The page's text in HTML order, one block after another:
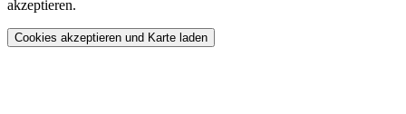
akzeptieren.
Cookies akzeptieren und Karte laden